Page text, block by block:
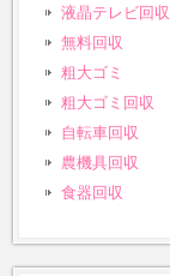
液晶テレビ回収
無料回収
粗大ゴミ
粗大ゴミ回収
自転車回収
農機具回収
食器回収